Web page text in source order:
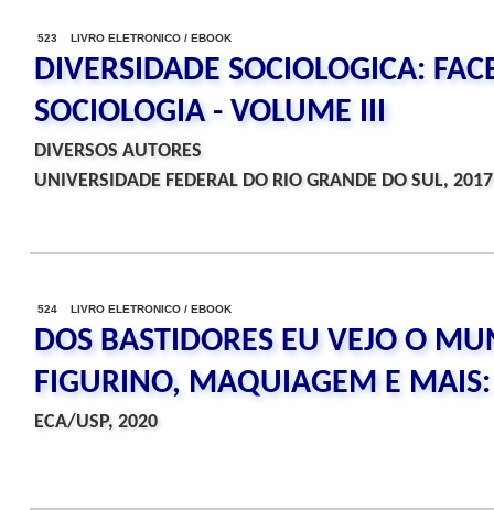
523 LIVRO ELETRONICO / EBOOK
DIVERSIDADE SOCIOLOGICA:
SOCIOLOGIA - VOLUME III
DIVERSOS AUTORES
UNIVERSIDADE FEDERAL DO RIO GRANDE DO SUL, 2017
524 LIVRO ELETRONICO / EBOOK
DOS BASTIDORES EU VEJO O
FIGURINO, MAQUIAGEM E
ECA/USP, 2020